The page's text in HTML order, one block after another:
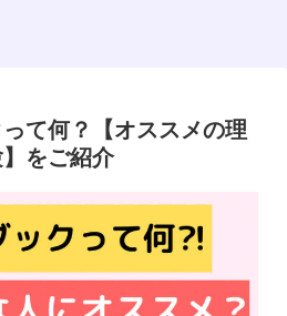
て何？【オススメの理
をご紹介